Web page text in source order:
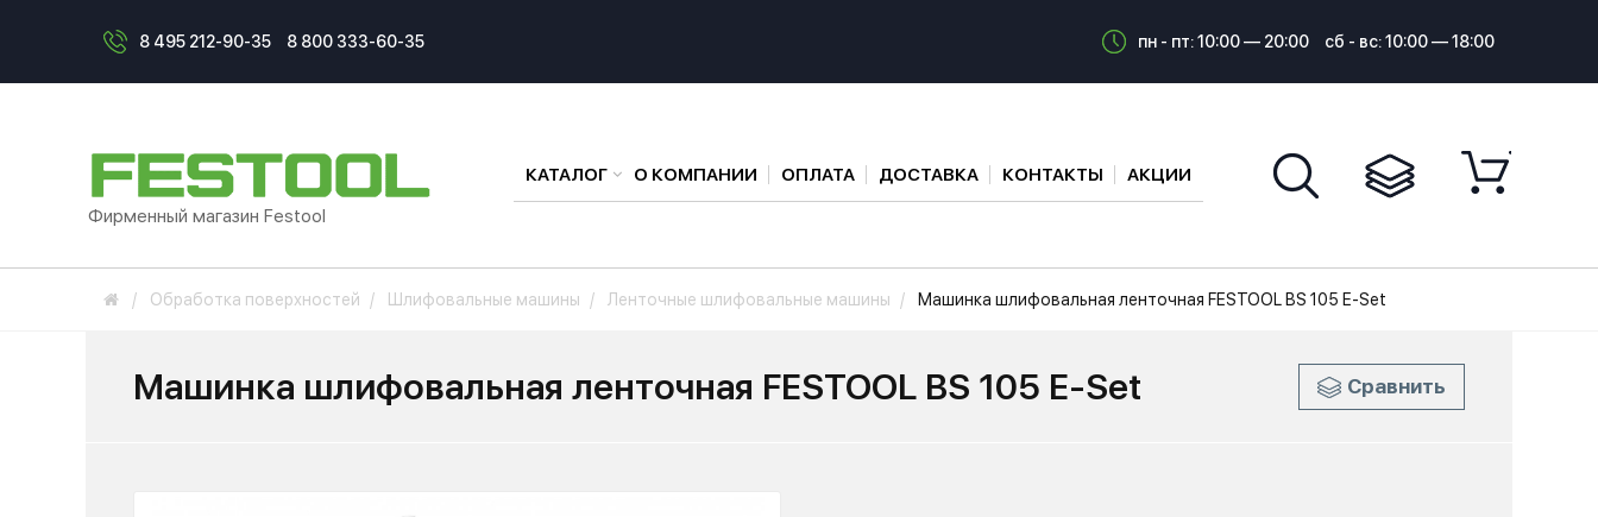
8 495 212-90-35 8 800 333-60-35 пн - пт: 10:00 — 20:00 сб - вс: 10:00 — 18:00
Фирменный магазин Festool
КАТАЛОГ О КОМПАНИИ ОПЛАТА ДОСТАВКА КОНТАКТЫ АКЦИИ
Обработка поверхностей Шлифовальные машины Ленточные шлифовальные машины Машинка шлифовальная ленточная FESTOOL BS 105 E-Set
Машинка шлифовальная ленточная FESTOOL BS 105 E-Set Сравнить